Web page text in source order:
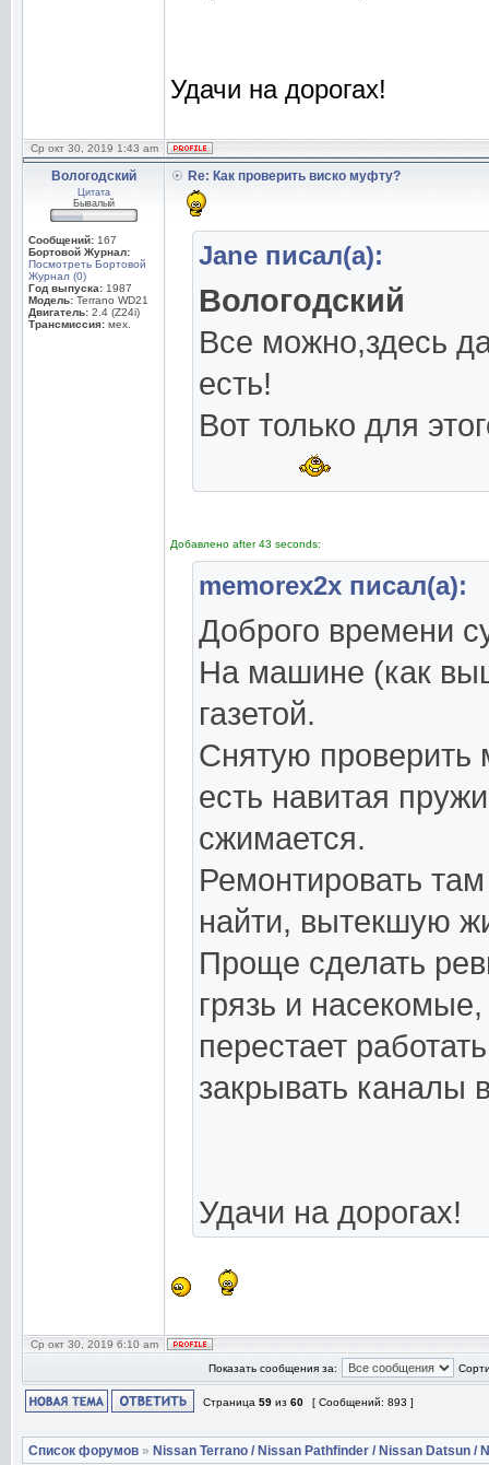
Удачи на дорогах!
Ср окт 30, 2019 1:43 am
Вологодский
Цитата
Бывалый
Сообщений: 167
Бортовой Журнал:
Посмотреть Бортовой
Журнал (0)
Год выпуска: 1987
Модель: Terrano WD21
Двигатель: 2.4 (Z24i)
Трансмиссия: мех.
Re: Как проверить виско муфту?
Jane писал(а):
Вологодский
Все можно,здесь
есть!
Вот только для
Добавлено after 43 seconds:
memorex2x писал(а):
Доброго времени
На машине (как
газетой.
Снятую проверить
есть навитая
сжимается.
Ремонтировать
найти, вытекшую
Проще сделать
грязь и
перестает
закрывать каналы
Удачи на дорогах!
Ср окт 30, 2019 6:10 am
Показать сообщения за:
Страница 59 из 60 [ Сообщений: 893 ]
Список форумов » Nissan Terrano / Nissan Pathfinder / Nissan Datsun /